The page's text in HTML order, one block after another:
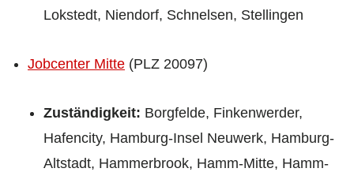
Lokstedt, Niendorf, Schnelsen, Stellingen
Jobcenter Mitte (PLZ 20097)
Zuständigkeit: Borgfelde, Finkenwerder,
Hafencity, Hamburg-Insel Neuwerk, Hamburg-
Altstadt, Hammerbrook, Hamm-Mitte, Hamm-